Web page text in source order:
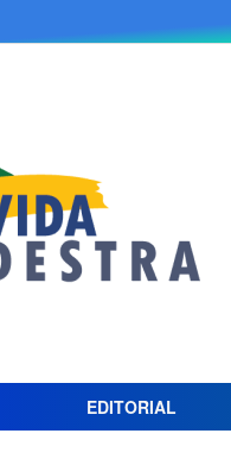
EDITORIAL